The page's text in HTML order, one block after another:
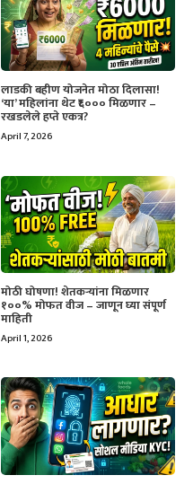
लाडकी बहीण योजनेत मोठा दिलासा!
‘या’ महिलांना थेट ₹६००० मिळणार –
रखडलेले हप्ते एकत्र?
April 7, 2026
मोठी घोषणा! शेतकऱ्यांना मिळणार
१००% मोफत वीज – जाणून घ्या संपूर्ण
माहिती
April 1, 2026